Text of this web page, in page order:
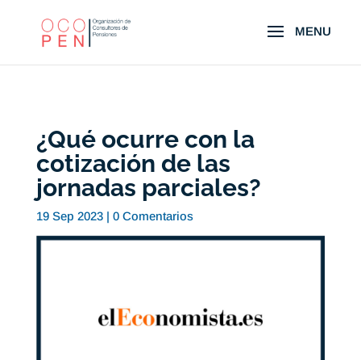
¿Qué ocurre con la
cotización de las
jornadas parciales?
19 Sep 2023| 0 Comentarios